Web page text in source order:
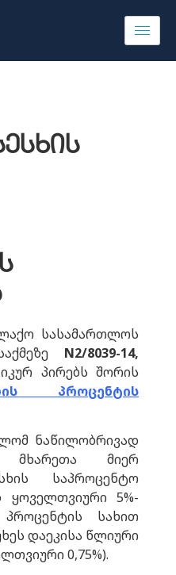
სასამართლოს
N2/8039-14,
პირებს შორის
პროცენტის
ნაწილობრივად
მიერ
საპროცენტო
ყოველთვიური 5%-
სახით
დაეკისა წლიური
0,75%).